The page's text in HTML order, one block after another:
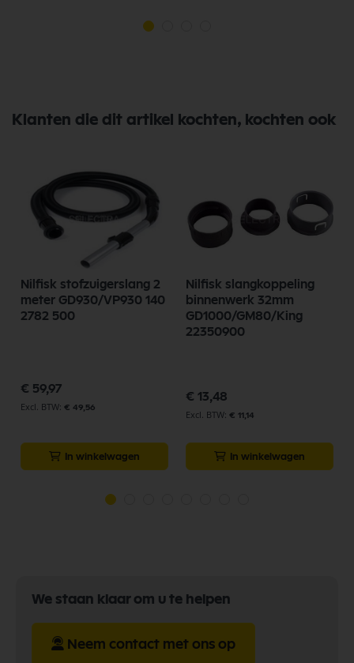
Klanten die dit artikel kochten, kochten ook
Nilfisk stofzuigerslang 2
meter GD930/VP930 140
2782 500
€ 59,97
€ 49,56
In winkelwagen
Nilfisk slangkoppeling
binnenwerk 32mm
GD1000/GM80/King
22350900
€ 13,48
€ 11,14
In winkelwagen
We staan klaar om u te helpen
Neem contact met ons op